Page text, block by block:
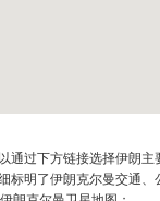
通过下方链接选择伊朗
标明了伊朗克尔曼交通